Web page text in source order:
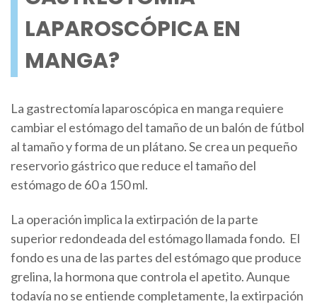
LAPAROSCÓPICA EN
MANGA?
La gastrectomía laparoscópica en manga requiere
cambiar el estómago del tamaño de un balón de fútbol
al tamaño y forma de un plátano. Se crea un pequeño
reservorio gástrico que reduce el tamaño del
estómago de 60 a 150 ml.
La operación implica la extirpación de la parte
superior redondeada del estómago llamada fondo. El
fondo es una de las partes del estómago que produce
grelina, la hormona que controla el apetito. Aunque
todavía no se entiende completamente, la extirpación